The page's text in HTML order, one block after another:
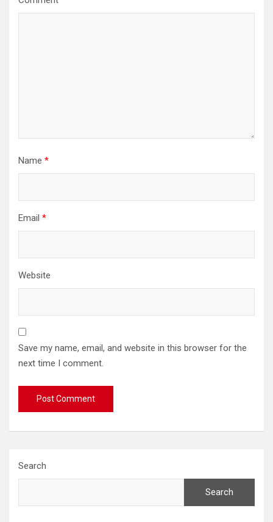
Name *
Email *
Website
Save my name, email, and website in this browser for the
next time I comment.
Search
Search